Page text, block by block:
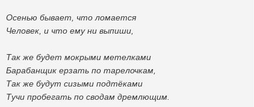
Осенью бывает, что ломается
Человек, и что ему ни выпиши,
Так же будет мокрыми метелками
Барабанщик ерзать по тарелочкам,
Так же будут сизыми подтёками
Тучи пробегать по сводам дремлющим.